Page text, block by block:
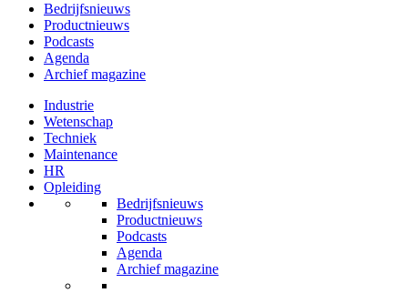
Bedrijfsnieuws
Productnieuws
Podcasts
Agenda
Archief magazine
Industrie
Wetenschap
Techniek
Maintenance
HR
Opleiding
Bedrijfsnieuws
Productnieuws
Podcasts
Agenda
Archief magazine